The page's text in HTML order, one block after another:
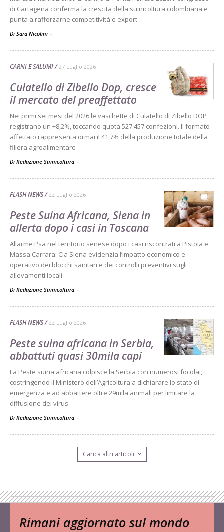
di Cartagena conferma la crescita della suinicoltura colombiana e
punta a rafforzarne competitività e export
Di Sara Nicolini -
CARNI E SALUMI 27 Luglio 2026
Culatello di Zibello Dop, cresce
il mercato del preaffettato
Nei primi sei mesi del 2026 le vaschette di Culatello di Zibello DOP
registrano un +8,2%, toccando quota 527.457 confezioni. Il formato
affettato rappresenta ormai il 41,7% della produzione totale della
filiera agroalimentare
Di Redazione Suinicoltura -
FLASH NEWS 22 Luglio 2026
Peste Suina Africana, Siena in
allerta dopo i casi in Toscana
Allarme Psa nel territorio senese dopo i casi riscontrati a Pistoia e
Massa Carrara. Cia Siena evidenzia l’impatto economico e
operativo dei blocchi sanitari e dei controlli preventivi sugli
allevamenti locali
Di Redazione Suinicoltura -
FLASH NEWS 22 Luglio 2026
Peste suina africana in Serbia,
abbattuti quasi 30mila capi
La Peste suina africana colpisce la Serbia con numerosi focolai,
costringendo il Ministero dell’Agricoltura a dichiarare lo stato di
emergenza e ad abbattere oltre 29mila animali per limitare la
diffusione del virus
Di Redazione Suinicoltura -
Carica altri articoli
Rimani aggiornato sul mondo